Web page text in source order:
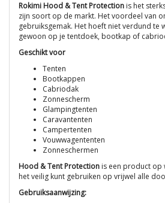
Rokimi Hood & Tent Protection is het
zijn soort op de markt. Het voordeel van
gebruiksgemak. Het hoeft niet verdund te
gewoon op je tentdoek, bootkap of
Geschikt voor
Tenten
Bootkappen
Cabriodak
Zonnescherm
Glampingtenten
Caravantenten
Campertenten
Vouwwagententen
Zonneschermen
Hood & Tent Protection is een product op
het veilig kunt gebruiken op vrijwel alle
Gebruiksaanwijzing: